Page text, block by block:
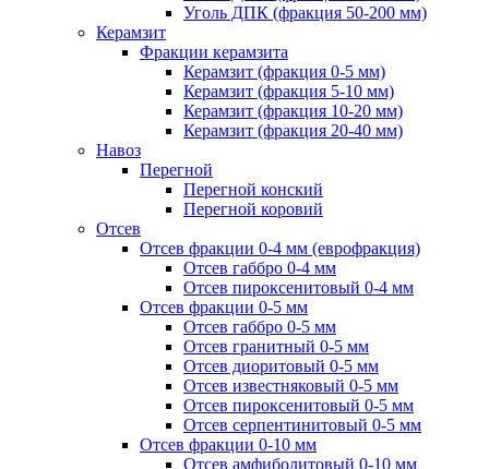
Уголь ДПК (фракция 50-200 мм)
Керамзит
Фракции керамзита
Керамзит (фракция 0-5 мм)
Керамзит (фракция 5-10 мм)
Керамзит (фракция 10-20 мм)
Керамзит (фракция 20-40 мм)
Навоз
Перегной
Перегной конский
Перегной коровий
Отсев
Отсев фракции 0-4 мм (еврофракция)
Отсев габбро 0-4 мм
Отсев пироксенитовый 0-4 мм
Отсев фракции 0-5 мм
Отсев габбро 0-5 мм
Отсев гранитный 0-5 мм
Отсев диоритовый 0-5 мм
Отсев известняковый 0-5 мм
Отсев пироксенитовый 0-5 мм
Отсев серпентинитовый 0-5 мм
Отсев фракции 0-10 мм
Отсев амфиболитовый 0-10 мм